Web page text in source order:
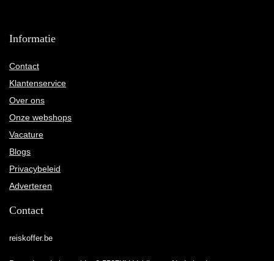
Informatie
Contact
Klantenservice
Over ons
Onze webshops
Vacature
Blogs
Privacybeleid
Adverteren
Contact
reiskoffer.be